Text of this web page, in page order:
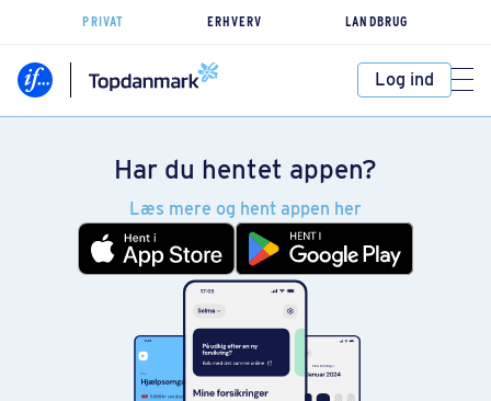
PRIVAT ERHVERV LANDBRUG
Log ind
Har du hentet appen?
Læs mere og hent appen her